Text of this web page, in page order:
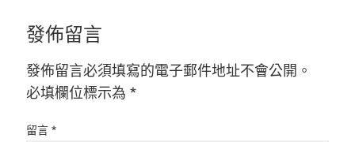
發佈留言
發佈留言必須填寫的電子郵件地址不會公開。
必填欄位標示為 *
留言 *